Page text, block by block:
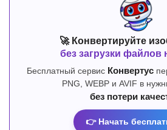
🚀 Конвертируйте
без загрузки файлов
Бесплатный сервис Конвертус
PNG, WEBP и AVIF в
без потери
👉 Начать